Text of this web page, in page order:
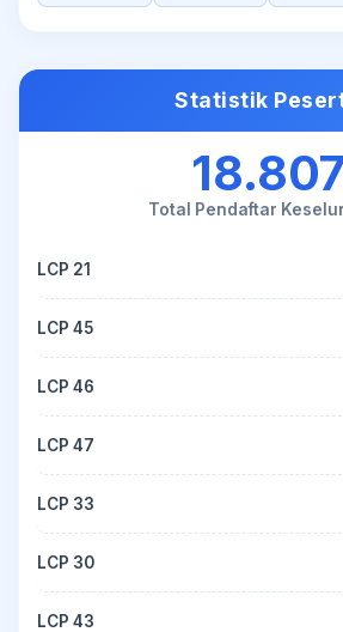
Statistik
18.807
Total Pendaftar
LCP 21
LCP 45
LCP 46
LCP 47
LCP 33
LCP 30
LCP 43